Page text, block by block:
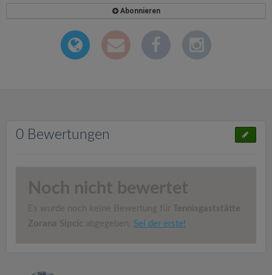
Abonnieren
0 Bewertungen
Noch nicht bewertet
Es wurde noch keine Bewertung für
Tennisgaststätte
Zorana Sipcic abgegeben. Sei der erste!